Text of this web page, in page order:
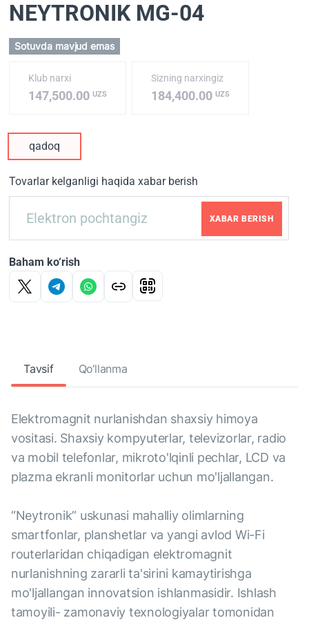
NEYTRONIK MG-04
Sotuvda mavjud emas
Klub narxi
147,500.00 UZS
Sizning narxingiz
184,400.00UZS
qadoq
Tovarlar kelganligi haqida xabar berish
XABAR BERISH
Baham ko‘rish
Tavsif Qo‘llanma
Elektromagnit nurlanishdan shaxsiy himoya
vositasi. Shaxsiy kompyuterlar, televizorlar, radio
va mobil telefonlar, mikroto'lqinli pechlar, LCD va
plazma ekranli monitorlar uchun mo'ljallangan.
“Neytronik” uskunasi mahalliy olimlarning
smartfonlar, planshetlar va yangi avlod Wi-Fi
routerlaridan chiqadigan elektromagnit
nurlanishning zararli ta'sirini kamaytirishga
mo'ljallangan innovatsion ishlanmasidir. Ishlash
tamoyili- zamonaviy texnologiyalar tomonidan